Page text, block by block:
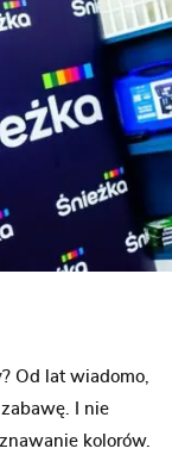
Od lat wiadomo,
I nie
kolorów.